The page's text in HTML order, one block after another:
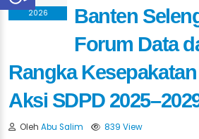
2026
Banten
Forum Data
Rangka
Aksi SDPD
Oleh Abu Salim 839 View